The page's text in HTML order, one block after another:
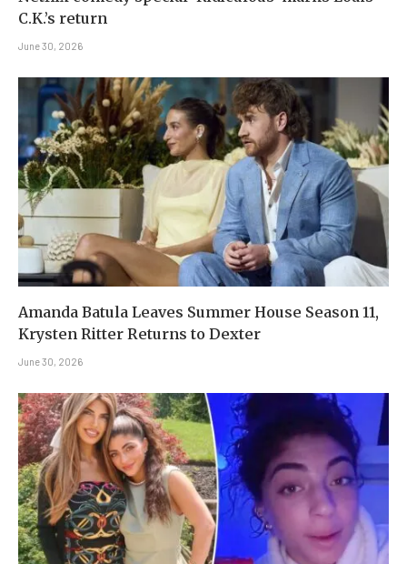
C.K.’s return
June 30, 2026
Amanda Batula Leaves Summer House Season 11,
Krysten Ritter Returns to Dexter
June 30, 2026